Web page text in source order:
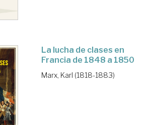
La lucha de clases en
Francia de 1848 a 1850
Marx, Karl (1818-1883)